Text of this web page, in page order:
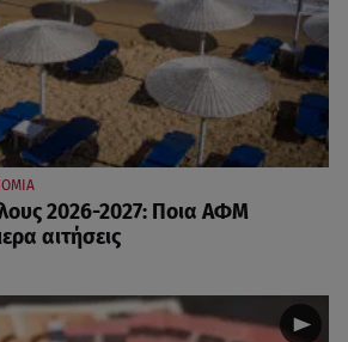
2026-2027: Ποια ΑΦΜ
αιτήσεις